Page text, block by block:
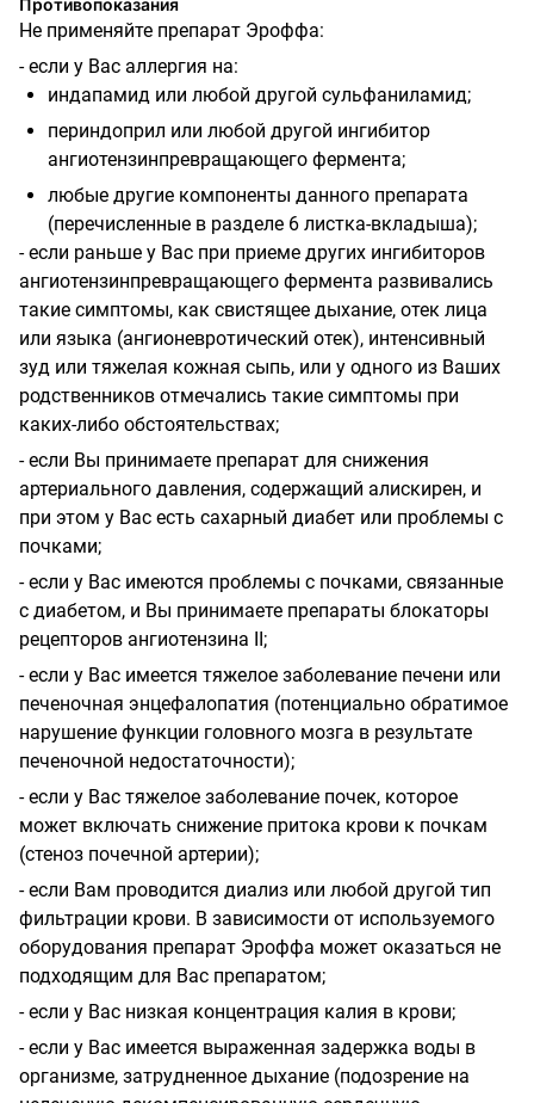
Не применяйте препарат Эроффа:
- если у Вас аллергия на:
индапамид или любой другой сульфаниламид;
периндоприл или любой другой ингибитор
ангиотензинпревращающего фермента;
любые другие компоненты данного препарата
(перечисленные в разделе 6 листка-вкладыша);
- если раньше у Вас при приеме других ингибиторов
ангиотензинпревращающего фермента развивались
такие симптомы, как свистящее дыхание, отек лица
или языка (ангионевротический отек), интенсивный
зуд или тяжелая кожная сыпь, или у одного из Ваших
родственников отмечались такие симптомы при
каких-либо обстоятельствах;
- если Вы принимаете препарат для снижения
артериального давления, содержащий алискирен, и
при этом у Вас есть сахарный диабет или проблемы с
почками;
- если у Вас имеются проблемы с почками, связанные
с диабетом, и Вы принимаете препараты блокаторы
рецепторов ангиотензина II;
- если у Вас имеется тяжелое заболевание печени или
печеночная энцефалопатия (потенциально обратимое
нарушение функции головного мозга в результате
печеночной недостаточности);
- если у Вас тяжелое заболевание почек, которое
может включать снижение притока крови к почкам
(стеноз почечной артерии);
- если Вам проводится диализ или любой другой тип
фильтрации крови. В зависимости от используемого
оборудования препарат Эроффа может оказаться не
подходящим для Вас препаратом;
- если у Вас низкая концентрация калия в крови;
- если у Вас имеется выраженная задержка воды в
организме, затрудненное дыхание (подозрение на